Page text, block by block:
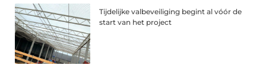
Tijdelijke valbeveiliging begint al vóór de
start van het project